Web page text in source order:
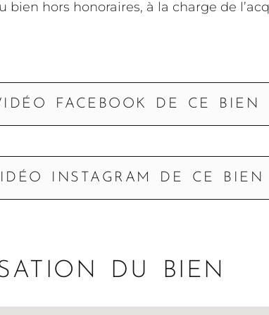
bien hors honoraires, à la charge de
FACEBOOK DE CE BIEN
INSTAGRAM DE CE BIEN
DU BIEN